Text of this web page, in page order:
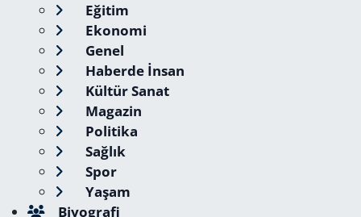
Eğitim
Ekonomi
Genel
Haberde İnsan
Kültür Sanat
Magazin
Politika
Sağlık
Spor
Yaşam
Biyografi